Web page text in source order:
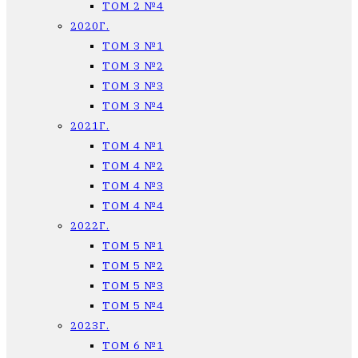
ТОМ 2 №4
2020Г.
ТОМ 3 №1
ТОМ 3 №2
ТОМ 3 №3
ТОМ 3 №4
2021Г.
ТОМ 4 №1
ТОМ 4 №2
ТОМ 4 №3
ТОМ 4 №4
2022Г.
ТОМ 5 №1
ТОМ 5 №2
ТОМ 5 №3
ТОМ 5 №4
2023Г.
ТОМ 6 №1